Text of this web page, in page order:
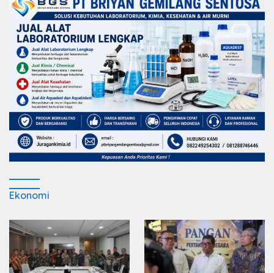
Ekonomi